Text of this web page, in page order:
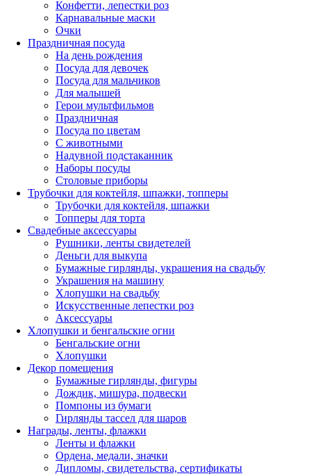
Конфетти, лепестки роз
Карнавальные маски
Очки
Праздничная посуда
На день рождения
Посуда для девочек
Посуда для мальчиков
Для малышей
Герои мультфильмов
Праздничная
Посуда по цветам
С животными
Надувной подстаканник
Наборы посуды
Столовые приборы
Трубочки для коктейля, шпажки, топперы
Трубочки для коктейля, шпажки
Топперы для торта
Свадебные аксессуары
Рушники, ленты свидетелей
Деньги для выкупа
Бумажные гирлянды, украшения на свадьбу
Украшения на машину
Хлопушки на свадьбу
Искусственные лепестки роз
Аксессуары
Хлопушки и бенгальские огни
Бенгальские огни
Хлопушки
Декор помещения
Бумажные гирлянды, фигуры
Дождик, мишура, подвески
Помпоны из бумаги
Гирлянды тассел для шаров
Награды, ленты, флажки
Ленты и флажки
Ордена, медали, значки
Дипломы, свидетельства, сертификаты